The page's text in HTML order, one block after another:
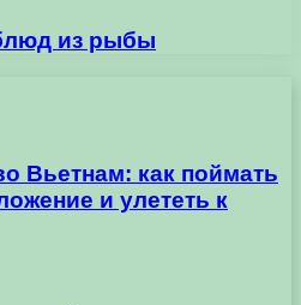
из рыбы
Вьетнам: как поймать
и улететь к